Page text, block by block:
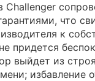
Challenger
что
к
придется
выйдет из
избавление